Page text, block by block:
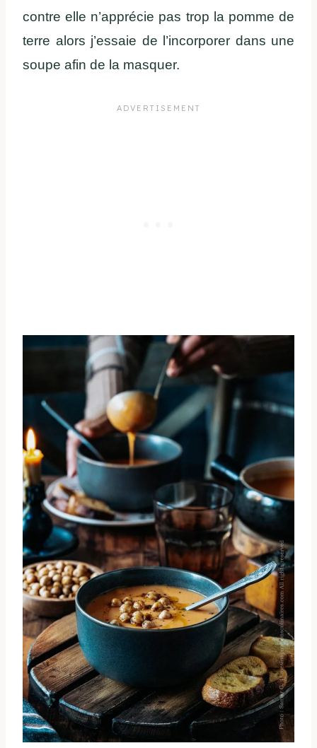
contre elle n’apprécie pas trop la pomme de
terre alors j’essaie de l’incorporer dans une
soupe afin de la masquer.